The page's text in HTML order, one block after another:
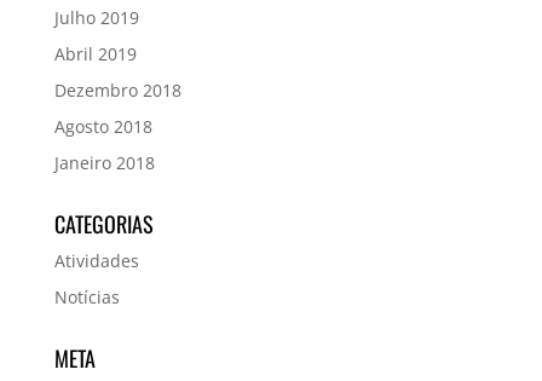
Julho 2019
Abril 2019
Dezembro 2018
Agosto 2018
Janeiro 2018
CATEGORIAS
Atividades
Notícias
META